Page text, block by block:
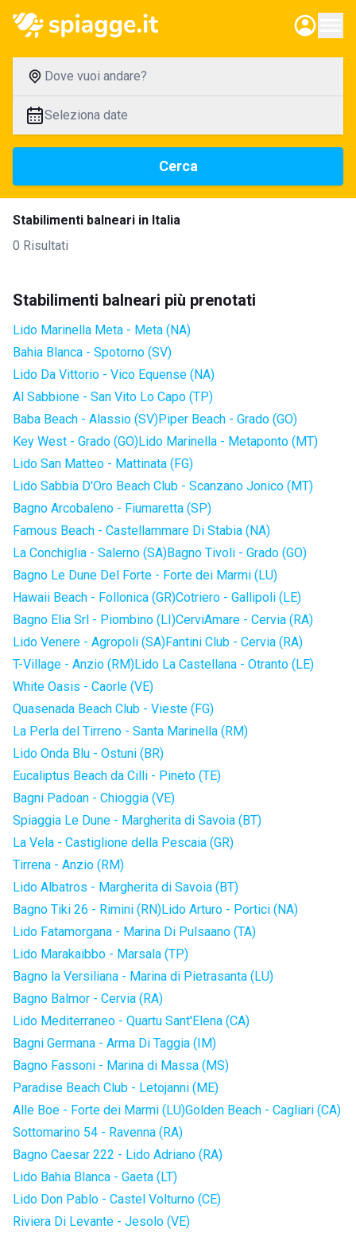
Dove vuoi andare?
Seleziona date
Cerca
Stabilimenti balneari in Italia
0 Risultati
Stabilimenti balneari più prenotati
Lido Marinella Meta - Meta (NA)
Bahia Blanca - Spotorno (SV)
Lido Da Vittorio - Vico Equense (NA)
Al Sabbione - San Vito Lo Capo (TP)
Baba Beach - Alassio (SV)Piper Beach - Grado (GO)
Key West - Grado (GO)Lido Marinella - Metaponto (MT)
Lido San Matteo - Mattinata (FG)
Lido Sabbia D'Oro Beach Club - Scanzano Jonico (MT)
Bagno Arcobaleno - Fiumaretta (SP)
Famous Beach - Castellammare Di Stabia (NA)
La Conchiglia - Salerno (SA)Bagno Tivoli - Grado (GO)
Bagno Le Dune Del Forte - Forte dei Marmi (LU)
Hawaii Beach - Follonica (GR)Cotriero - Gallipoli (LE)
Bagno Elia Srl - Piombino (LI)CerviAmare - Cervia (RA)
Lido Venere - Agropoli (SA)Fantini Club - Cervia (RA)
T-Village - Anzio (RM)Lido La Castellana - Otranto (LE)
White Oasis - Caorle (VE)
Quasenada Beach Club - Vieste (FG)
La Perla del Tirreno - Santa Marinella (RM)
Lido Onda Blu - Ostuni (BR)
Eucaliptus Beach da Cilli - Pineto (TE)
Bagni Padoan - Chioggia (VE)
Spiaggia Le Dune - Margherita di Savoia (BT)
La Vela - Castiglione della Pescaia (GR)
Tirrena - Anzio (RM)
Lido Albatros - Margherita di Savoia (BT)
Bagno Tiki 26 - Rimini (RN)Lido Arturo - Portici (NA)
Lido Fatamorgana - Marina Di Pulsaano (TA)
Lido Marakaibbo - Marsala (TP)
Bagno la Versiliana - Marina di Pietrasanta (LU)
Bagno Balmor - Cervia (RA)
Lido Mediterraneo - Quartu Sant'Elena (CA)
Bagni Germana - Arma Di Taggia (IM)
Bagno Fassoni - Marina di Massa (MS)
Paradise Beach Club - Letojanni (ME)
Alle Boe - Forte dei Marmi (LU)Golden Beach - Cagliari (CA)
Sottomarino 54 - Ravenna (RA)
Bagno Caesar 222 - Lido Adriano (RA)
Lido Bahia Blanca - Gaeta (LT)
Lido Don Pablo - Castel Volturno (CE)
Riviera Di Levante - Jesolo (VE)